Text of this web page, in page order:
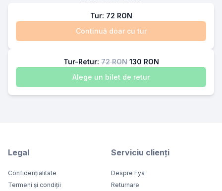
Tur: 72 RON
Continuă doar cu tur
Tur-Retur:72RON 130 RON
Alege un bilet de retur
Legal
Confidențialitate
Termeni și condiții
Serviciu clienți
Despre Fya
Returnare